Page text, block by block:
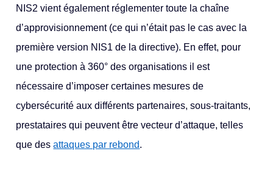
NIS2 vient également réglementer toute la chaîne
d’approvisionnement (ce qui n’était pas le cas avec la
première version NIS1 de la directive). En effet, pour
une protection à 360° des organisations il est
nécessaire d’imposer certaines mesures de
cybersécurité aux différents partenaires, sous-traitants,
prestataires qui peuvent être vecteur d’attaque, telles
que desattaques par rebond.